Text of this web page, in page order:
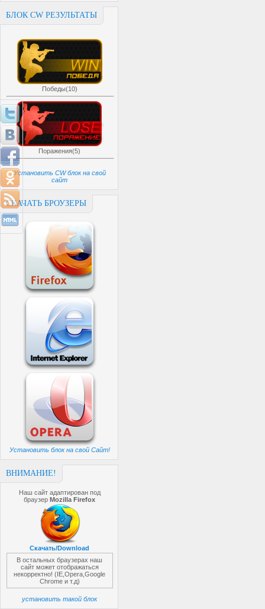
БЛОК CW РЕЗУЛЬТАТЫ
Победы(10)
Поражения(5)
Установить CW блок на свой
сайт
СКАЧАТЬ БРОУЗЕРЫ
Установить блок на свой Сайт!
ВНИМАНИЕ!
Наш сайт адаптирован под
браузерMozilla Firefox
Скачать/Download
В остальных браузерах наш
сайт может отображаться
некорректно! (IE,Opera,Google
Chrome и т.д)
установить такой блок